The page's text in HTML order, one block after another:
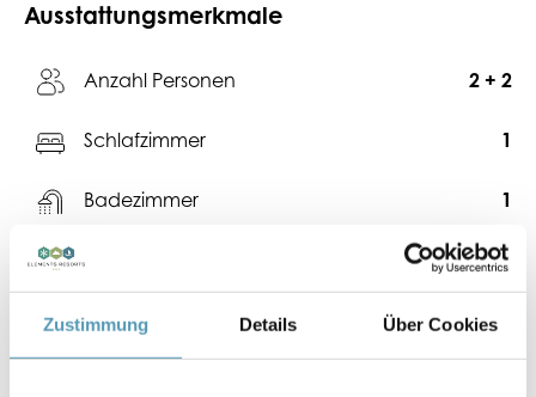
Zustimmung Details Über Cookies
Ausstattungsmerkmale
Anzahl Personen 2 + 2
Schlafzimmer 1
Badezimmer 1
Größe 57 m2
Bademantel